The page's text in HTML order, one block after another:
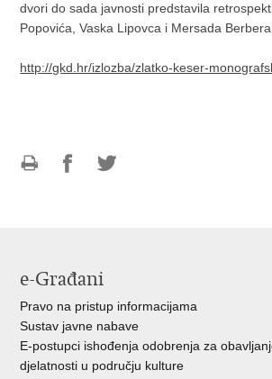
dvori do sada javnosti predstavila
Popovića, Vaska Lipovca i Mersada Berbera.
http://gkd.hr/izlozba/zlatko-keser-
e-Građani
Pravo na pristup informacijama
Sustav javne nabave
E-postupci ishođenja odobrenja za
djelatnosti u području kulture